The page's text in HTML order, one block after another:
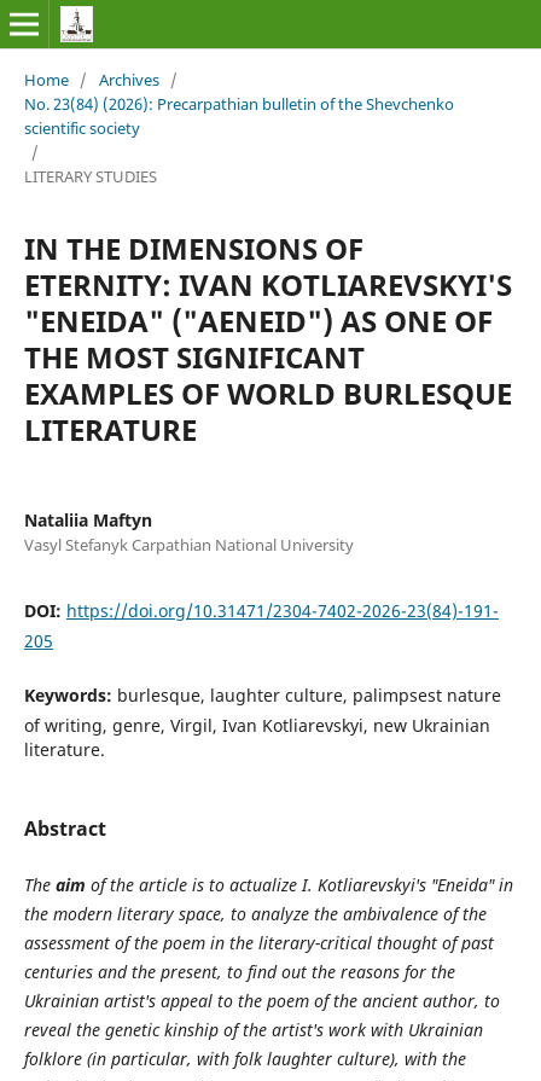
Home / Archives /
No. 23(84) (2026): Precarpathian bulletin of the Shevchenko
scientific society
/
LITERARY STUDIES
IN THE DIMENSIONS OF
ETERNITY: IVAN KOTLIAREVSKYI'S
"ENEIDA" ("AENEID") AS ONE OF
THE MOST SIGNIFICANT
EXAMPLES OF WORLD BURLESQUE
LITERATURE
Nataliia Maftyn
Vasyl Stefanyk Carpathian National University
DOI: https://doi.org/10.31471/2304-7402-2026-23(84)-191-
205
Keywords: burlesque, laughter culture, palimpsest nature
of writing, genre, Virgil, Ivan Kotliarevskyi, new Ukrainian
literature.
Abstract
The aim of the article is to actualize I. Kotliarevskyi's "Eneida" in
the modern literary space, to analyze the ambivalence of the
assessment of the poem in the literary-critical thought of past
centuries and the present, to find out the reasons for the
Ukrainian artist's appeal to the poem of the ancient author, to
reveal the genetic kinship of the artist's work with Ukrainian
folklore (in particular, with folk laughter culture), with the